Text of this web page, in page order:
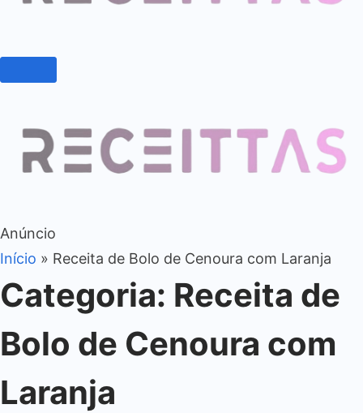
Anúncio
Início » Receita de Bolo de Cenoura com Laranja
Categoria: Receita de
Bolo de Cenoura com
Laranja